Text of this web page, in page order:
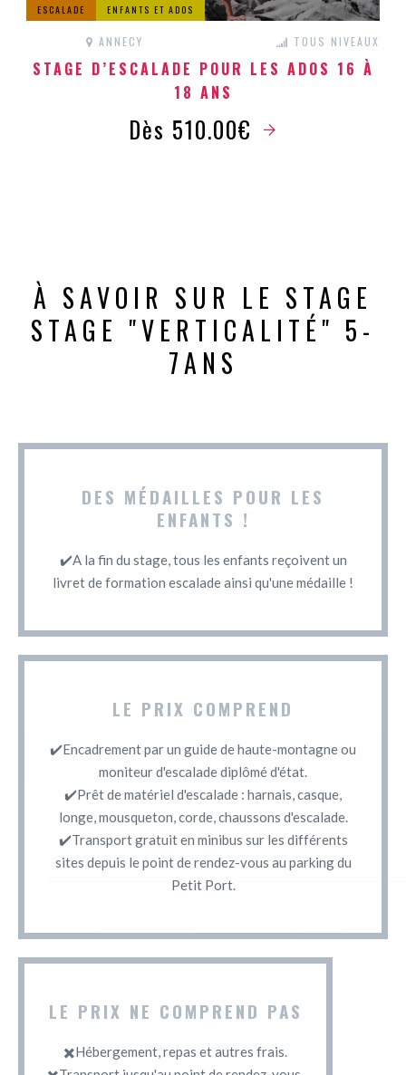
ESCALADE ENFANTS ET ADOS
ANNECY TOUS NIVEAUX
STAGE D’ESCALADE POUR LES ADOS 16 À
18 ANS
Dès 510.00€
À SAVOIR SUR LE STAGE
STAGE "VERTICALITÉ" 5-
7ANS
DES MÉDAILLES POUR LES
ENFANTS !
✔️A la fin du stage, tous les enfants reçoivent un
livret de formation escalade ainsi qu'une médaille !
LE PRIX COMPREND
✔️Encadrement par un guide de haute-montagne ou
moniteur d'escalade diplômé d'état.
✔️Prêt de matériel d'escalade : harnais, casque,
longe, mousqueton, corde, chaussons d'escalade.
✔️Transport gratuit en minibus sur les différents
sites depuis le point de rendez-vous au parking du
Petit Port.
LE PRIX NE COMPREND PAS
✖️Hébergement, repas et autres frais.